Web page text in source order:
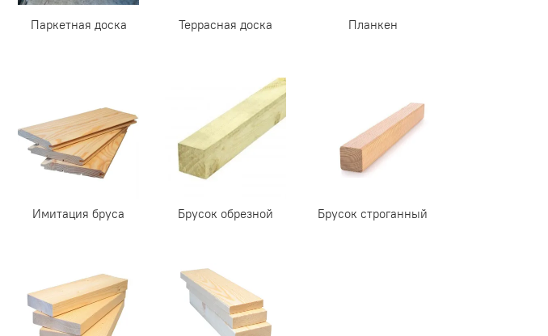
Паркетная доска Террасная доска Планкен
Имитация бруса Брусок обрезной Брусок строганный